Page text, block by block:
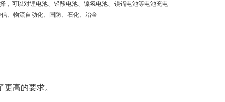
可以对锂电池、铅酸电池、镍氢电池、镍镉电池等电池充电
、物流自动化、国防、石化、冶金
高的要求。